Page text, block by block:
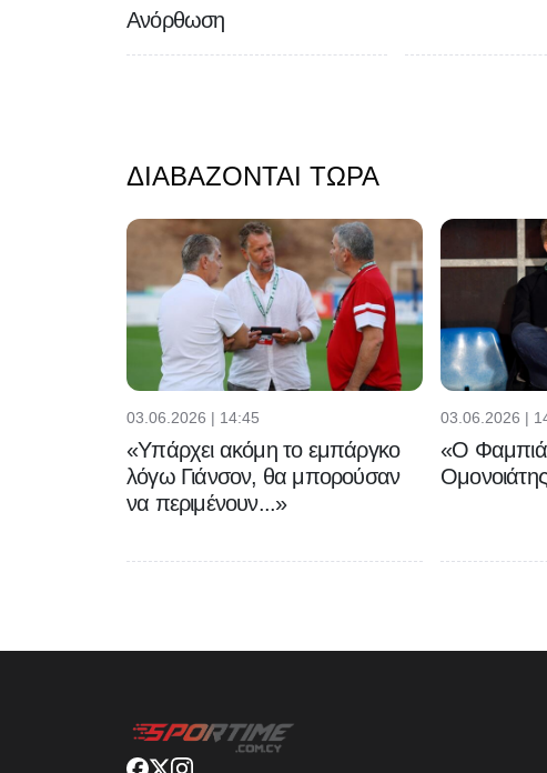
Ανόρθωση
ΔΙΑΒΆΖΟΝΤΑΙ ΤΏΡΑ
03.06.2026 | 14:45
«Υπάρχει ακόμη το εμπάργκο
λόγω Γιάνσον, θα μπορούσαν
να περιμένουν...»
03.06.2026 |
«Ο